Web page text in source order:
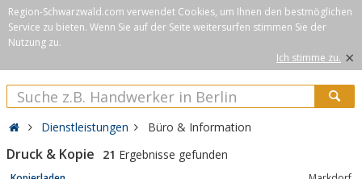
Region-Schwarzwald.com verwendet Cookies, um Ihnen den bestmöglichen
Service zu bieten. Wenn Sie auf der Seite weitersurfen stimmen Sie der
Nutzung zu.
Ich stimme zu. ×
Dienstleistungen Büro & Information
Druck & Kopie 21 Ergebnisse gefunden